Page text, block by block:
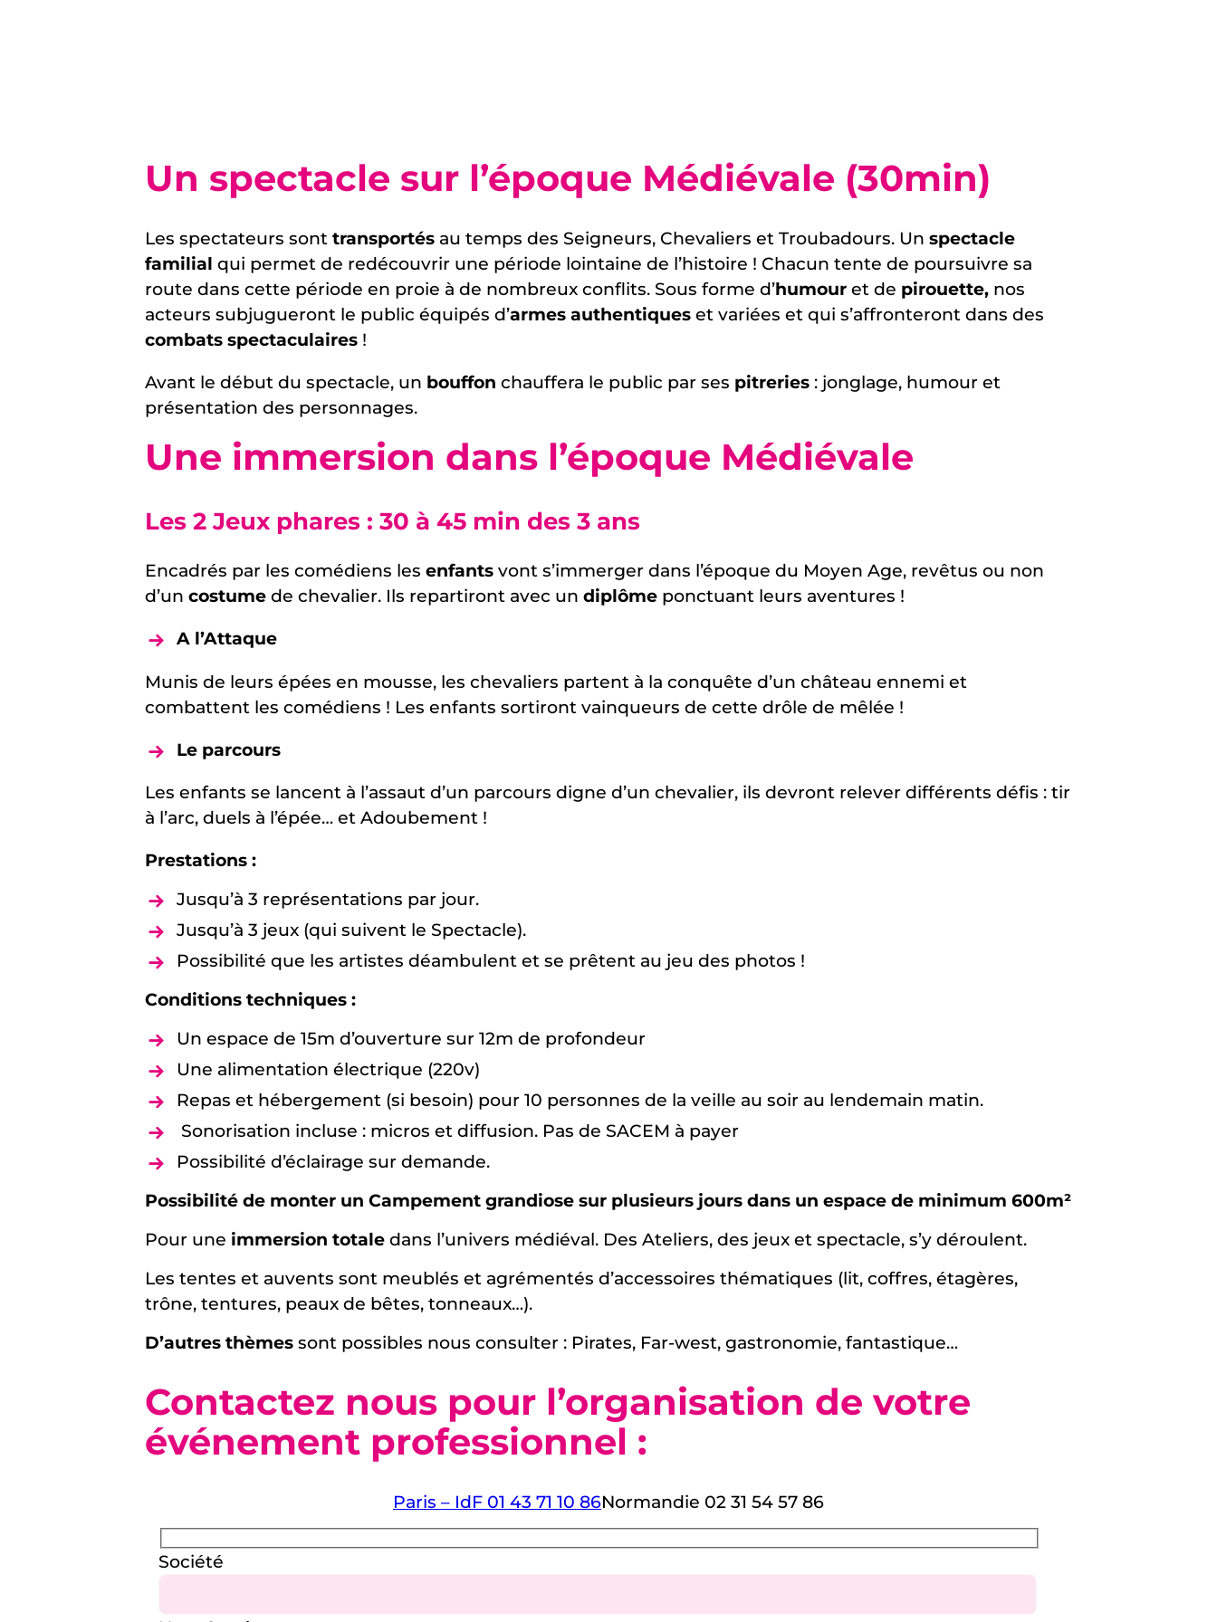
Un spectacle sur l’époque Médiévale (30min)
Les spectateurs sont transportés au temps des Seigneurs, Chevaliers et Troubadours. Un spectacle
familial qui permet de redécouvrir une période lointaine de l’histoire ! Chacun tente de poursuivre sa
route dans cette période en proie à de nombreux conflits. Sous forme d’humour et de pirouette, nos
acteurs subjugueront le public équipés d’armes authentiques et variées et qui s’affronteront dans des
combats spectaculaires !
Avant le début du spectacle, un bouffon chauffera le public par ses pitreries : jonglage, humour et
présentation des personnages.
Une immersion dans l’époque Médiévale
Les 2 Jeux phares : 30 à 45 min des 3 ans
Encadrés par les comédiens les enfants vont s’immerger dans l’époque du Moyen Age, revêtus ou non
d’un costume de chevalier. Ils repartiront avec un diplôme ponctuant leurs aventures !
A l’Attaque
Munis de leurs épées en mousse, les chevaliers partent à la conquête d’un château ennemi et
combattent les comédiens ! Les enfants sortiront vainqueurs de cette drôle de mêlée !
Le parcours
Les enfants se lancent à l’assaut d’un parcours digne d’un chevalier, ils devront relever différents défis : tir
à l’arc, duels à l’épée… et Adoubement !
Prestations :
Jusqu’à 3 représentations par jour.
Jusqu’à 3 jeux (qui suivent le Spectacle).
Possibilité que les artistes déambulent et se prêtent au jeu des photos !
Conditions techniques :
Un espace de 15m d’ouverture sur 12m de profondeur
Une alimentation électrique (220v)
Repas et hébergement (si besoin) pour 10 personnes de la veille au soir au lendemain matin.
Sonorisation incluse : micros et diffusion. Pas de SACEM à payer
Possibilité d’éclairage sur demande.
Possibilité de monter un Campement grandiose sur plusieurs jours dans un espace de minimum 600m²
Pour une immersion totale dans l’univers médiéval. Des Ateliers, des jeux et spectacle, s’y déroulent.
Les tentes et auvents sont meublés et agrémentés d’accessoires thématiques (lit, coffres, étagères,
trône, tentures, peaux de bêtes, tonneaux…).
D’autres thèmes sont possibles nous consulter : Pirates, Far-west, gastronomie, fantastique…
Contactez nous pour l’organisation de votre
événement professionnel :
Paris – IdF 01 43 71 10 86Normandie 02 31 54 57 86
Société